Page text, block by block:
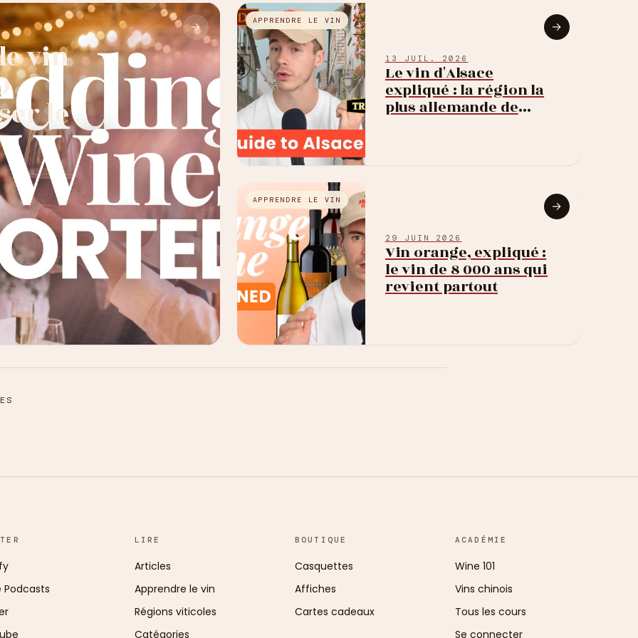
vin
le
→ APPRENDRE LE VIN
13 JUIL. 2026
Le vin d'Alsace
expliqué : la région la
plus allemande de
→
APPRENDRE LE VIN
29 JUIN 2026
Vin orange, expliqué :
le vin de 8 000 ans qui
revient partout
→
Podcasts
LIRE
Articles
Apprendre le vin
Régions viticoles
Catégories
BOUTIQUE
Casquettes
Affiches
Cartes cadeaux
ACADÉMIE
Wine 101
Vins chinois
Tous les cours
Se connecter